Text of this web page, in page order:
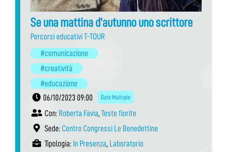
Se una mattina d’autunno uno scrittore
Percorsi educativi T-TOUR
#comunicazione
#creatività
#educazione
06/10/2023 09:00
Date Multiple
Con: Roberta Favia, Teste fiorite
Sede: Centro Congressi Le Benedettine
Tipologia: In Presenza, Laboratorio